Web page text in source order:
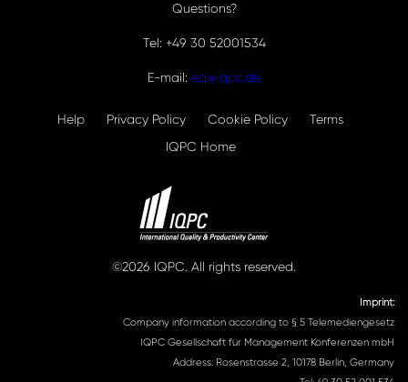
Questions?
Tel: +49 30 52001534
E-mail: eq@iqpc.de
Help Privacy Policy Cookie Policy
Terms
IQPC Home
©2026 IQPC. All rights reserved.
Imprint:
Company information according to § 5 Telemediengesetz
IQPC Gesellschaft für Management Konferenzen mbH
Address: Rosenstrasse 2, 10178 Berlin, Germany